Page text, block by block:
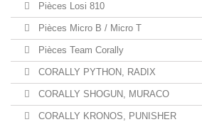
Pièces Losi 810
Pièces Micro B / Micro T
Pièces Team Corally
CORALLY PYTHON, RADIX
CORALLY SHOGUN, MURACO
CORALLY KRONOS, PUNISHER